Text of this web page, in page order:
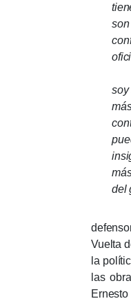
soy
del
La
Vuelta
la
las